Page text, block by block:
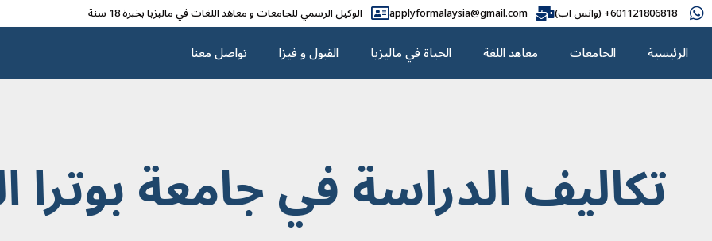
601121806818+ (واتس اب) applyformalaysia@gmail.com الوکیل الرسمي للجامعات و معاهد اللغات في مالیزیا بخبرة 18 سنة
الرئيسية الجامعات معاهد اللغة الحياة في ماليزيا القبول و فیزا تواصل معنا
تكاليف الدراسة في جامعة بوترا